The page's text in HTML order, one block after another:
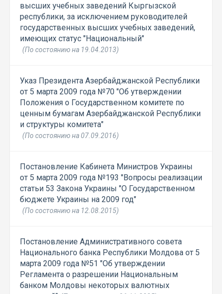
высших учебных заведений Кыргызской
республики, за исключением руководителей
государственных высших учебных заведений,
имеющих статус "Национальный"
(По состоянию на 19.04.2013)
Указ Президента Азербайджанской Республики
от 5 марта 2009 года №70 "Об утверждении
Положения о Государственном комитете по
ценным бумагам Азербайджанской Республики
и структуры комитета"
(По состоянию на 07.09.2016)
Постановление Кабинета Министров Украины
от 5 марта 2009 года №193 "Вопросы реализации
статьи 53 Закона Украины "О Государственном
бюджете Украины на 2009 год"
(По состоянию на 12.08.2015)
Постановление Административного совета
Национального банка Республики Молдова от 5
марта 2009 года №51 "Об утверждении
Регламента о разрешении Национальным
банком Молдовы некоторых валютных